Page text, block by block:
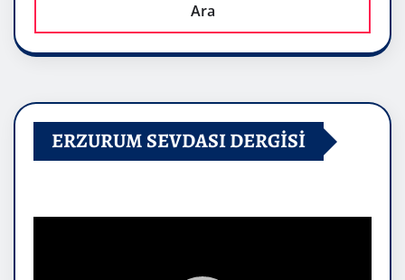
Ara
ERZURUM SEVDASI DERGİSİ